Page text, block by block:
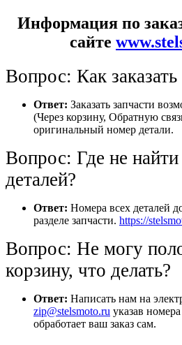
Информация по
сайте
Вопрос: Как заказать
Ответ: Заказать запчасти
(Через корзину, Обратную
оригинальный номер детали.
Вопрос: Где не
деталей?
Ответ: Номера всех деталей
разделе запчасти. https://
Вопрос: Не могу
корзину, что делать?
Ответ: Написать нам на
zip@stelsmoto.ru указав
обработает ваш заказ сам.